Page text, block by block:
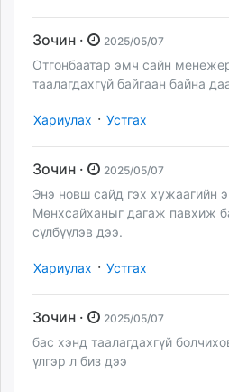
Зочин · 2025/05/07
Отгонбаатар эмч сайн
таалагдахгүй байгаан байна
Хариулах · Устгах
Зочин · 2025/05/07
Энэ новш сайд гэх хужаагийн
Мөнхсайханыг дагаж павхиж
сүлбүүлэв дээ.
Хариулах · Устгах
Зочин · 2025/05/07
бас хэнд таалагдахгүй
үлгэр л биз дээ